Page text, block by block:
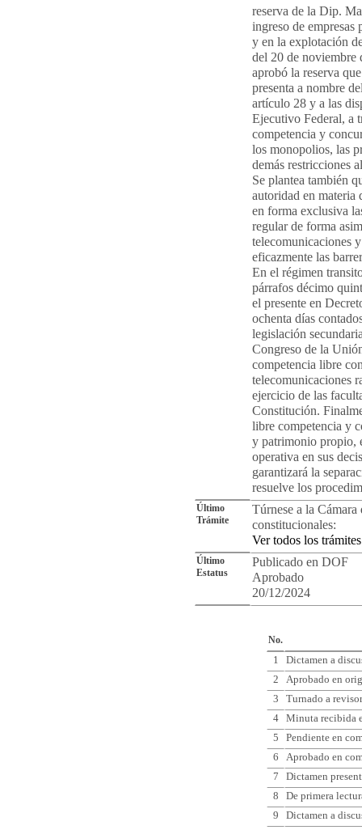
reserva de la Dip.
ingreso de empresas
y en la explotación
del 20 de noviembre
aprobó la reserva
presenta a nombre
artículo 28 y a las
Ejecutivo Federal, a
competencia y
los monopolios, las
demás restricciones
Se plantea también
autoridad en materia
en forma exclusiva
regular de forma
telecomunicaciones
eficazmente las
En el régimen
párrafos décimo
el presente en
ochenta días
legislación
Congreso de la
competencia libre
telecomunicaciones
ejercicio de las
Constitución.
libre competencia y
y patrimonio propio,
operativa en sus
garantizará la
resuelve los
Último
Trámite
Túrnese a la Cámara
constitucionales:
Ver todos los trámites
Último
Estatus
Publicado en DOF
Aprobado
20/12/2024
No.
1
Dictamen a
2
Aprobado en
3
Turnado a
4
Minuta recibida
5
Pendiente en
6
Aprobado en
7
Dictamen
8
De primera
9
Dictamen a